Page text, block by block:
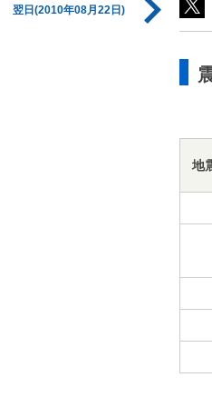
翌日(2010年08月22日)
地